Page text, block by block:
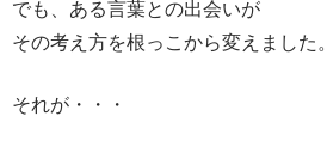
でも、ある言葉との出会いが
その考え方を根っこから変えました。
それが・・・